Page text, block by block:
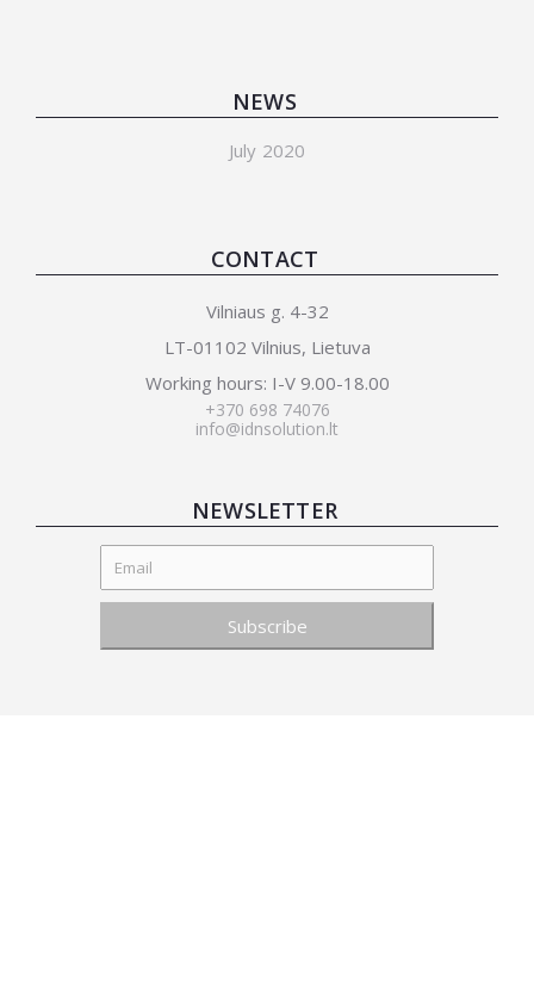
NEWS
July 2020
CONTACT
Vilniaus g. 4-32
LT-01102 Vilnius, Lietuva
Working hours: I-V 9.00-18.00
+370 698 74076
info@idnsolution.lt
NEWSLETTER